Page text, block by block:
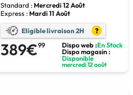
Standard : Mercredi 12 Août
Express : Mardi 11 Août
Eligible livraison 2H ?
389€99 Dispo web :En Stock
Dispo magasin :
Disponible
mercredi 12 août